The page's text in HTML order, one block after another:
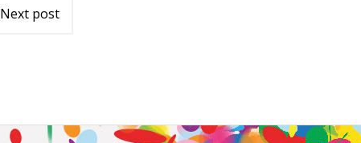
Next post